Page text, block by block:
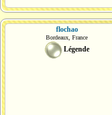
flochao
Bordeaux, France
Légende